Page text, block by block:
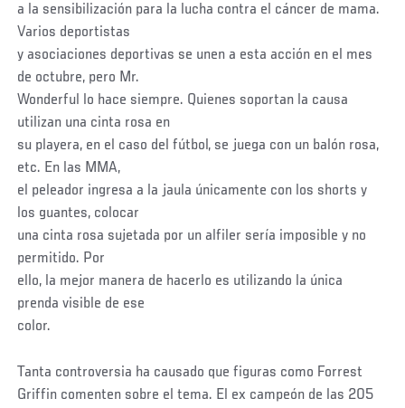
a la sensibilización para la lucha contra el cáncer de mama.
Varios deportistas
y asociaciones deportivas se unen a esta acción en el mes
de octubre, pero Mr.
Wonderful lo hace siempre. Quienes soportan la causa
utilizan una cinta rosa en
su playera, en el caso del fútbol, se juega con un balón rosa,
etc. En las MMA,
el peleador ingresa a la jaula únicamente con los shorts y
los guantes, colocar
una cinta rosa sujetada por un alfiler sería imposible y no
permitido. Por
ello, la mejor manera de hacerlo es utilizando la única
prenda visible de ese
color.
Tanta controversia ha causado que figuras como Forrest
Griffin comenten sobre el tema. El ex campeón de las 205